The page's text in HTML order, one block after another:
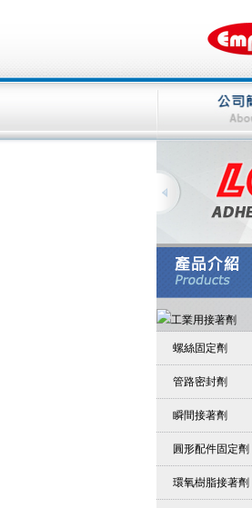
螺絲固定劑
管路密封劑
瞬間接著劑
圓形配件固定劑
環氧樹脂接著劑